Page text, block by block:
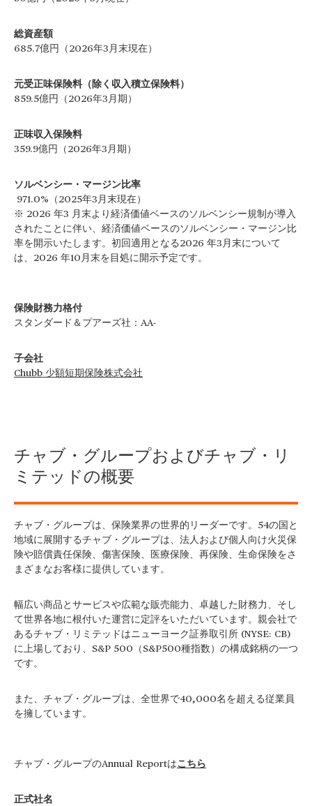
総資産額
685.7億円（2026年3月末現在）
元受正味保険料（除く収入積立保険料）
859.5億円（2026年3月期）
正味収入保険料
359.9億円（2026年3月期）
ソルベンシー・マージン比率
971.0%（2025年3月末現在）
※ 2026 年3 月末より経済価値ベースのソルベンシー規制が導入
されたことに伴い、経済価値ベースのソルベンシー・マージン比
率を開示いたします。初回適用となる2026 年3月末について
は、2026 年10月末を目処に開示予定です。
保険財務力格付
スタンダード＆プアーズ社：AA-
子会社
Chubb 少額短期保険株式会社
チャブ・グループおよびチャブ・リ
ミテッドの概要
チャブ・グループは、保険業界の世界的リーダーです。54の国と
地域に展開するチャブ・グループは、法人および個人向け火災保
険や賠償責任保険、傷害保険、医療保険、再保険、生命保険をさ
まざまなお客様に提供しています。
幅広い商品とサービスや広範な販売能力、卓越した財務力、そし
て世界各地に根付いた運営に定評をいただいています。親会社で
あるチャブ・リミテッドはニューヨーク証券取引所 (NYSE: CB)
に上場しており、S&P 500（S&P500種指数）の構成銘柄の一つ
です。
また、チャブ・グループは、全世界で40,000名を超える従業員
を擁しています。
チャブ・グループのAnnual Reportはこちら
正式社名